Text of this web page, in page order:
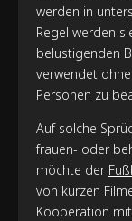
werden in
Regel werden
belustigenden
verwendet
Personen zu
Auf solche
frauen- oder
möchte der
von kurzen
Kooperation mit